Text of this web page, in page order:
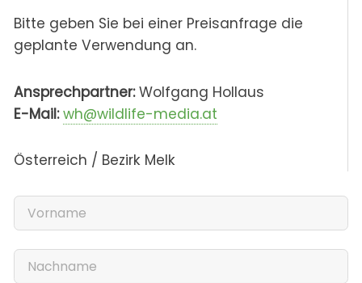
Bitte geben Sie bei einer Preisanfrage die
geplante Verwendung an.
Ansprechpartner:Wolfgang Hollaus
E-Mail: wh@wildlife-media.at
Österreich / Bezirk Melk